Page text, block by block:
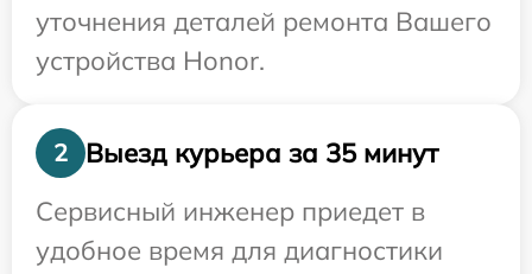
уточнения деталей ремонта Вашего
устройства Honor.
2
Выезд курьера за 35 минут
Сервисный инженер приедет в
удобное время для диагностики